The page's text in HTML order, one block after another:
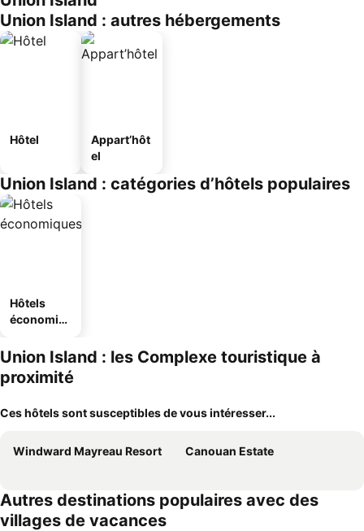
Union Island : autres hébergements
Hôtel
Appart’hôt
el
Union Island : catégories d’hôtels populaires
Hôtels
économiq
Union Island : les Complexe touristique à
proximité
Ces hôtels sont susceptibles de vous intéresser...
Windward Mayreau Resort Canouan Estate
Autres destinations populaires avec des
villages de vacances